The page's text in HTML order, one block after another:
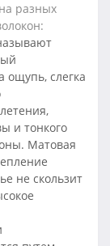
разных
ощупь, слегка
и тонкого
Матовая
не скользит